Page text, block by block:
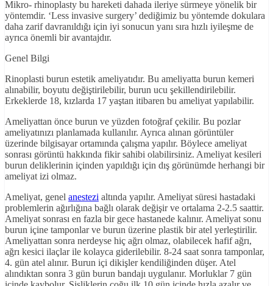
Mikro- rhinoplasty bu hareketi dahada ileriye sürmeye yönelik bir
yöntemdir. ‘Less invasive surgery’ dediğimiz bu yöntemde dokulara
daha zarif davranıldığı için iyi sonucun yanı sıra hızlı iyileşme de
ayrıca önemli bir avantajdır.
Genel Bilgi
Rinoplasti burun estetik ameliyatıdır. Bu ameliyatta burun kemeri
alınabilir, boyutu değiştirilebilir, burun ucu şekillendirilebilir.
Erkeklerde 18, kızlarda 17 yaştan itibaren bu ameliyat yapılabilir.
Ameliyattan önce burun ve yüzden fotoğraf çekilir. Bu pozlar
ameliyatınızı planlamada kullanılır. Ayrıca alınan görüntüler
üzerinde bilgisayar ortamında çalışma yapılır. Böylece ameliyat
sonrası görüntü hakkında fikir sahibi olabilirsiniz. Ameliyat kesileri
burun deliklerinin içinden yapıldığı için dış görünümde herhangi bir
ameliyat izi olmaz.
Ameliyat, genel anestezi altında yapılır. Ameliyat süresi hastadaki
problemlerin ağırlığına bağlı olarak değişir ve ortalama 2-2.5 saattir.
Ameliyat sonrası en fazla bir gece hastanede kalınır. Ameliyat sonu
burun içine tamponlar ve burun üzerine plastik bir atel yerleştirilir.
Ameliyattan sonra nerdeyse hiç ağrı olmaz, olabilecek hafif ağrı,
ağrı kesici ilaçlar ile kolayca giderilebilir. 8-24 saat sonra tamponlar,
4. gün atel alınır. Burun içi dikişler kendiliğinden düşer. Atel
alındıktan sonra 3 gün burun bandajı uygulanır. Morluklar 7 gün